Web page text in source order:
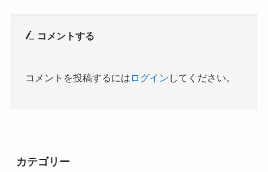
コメントする
コメントを投稿するには ログイン してください。
カテゴリー